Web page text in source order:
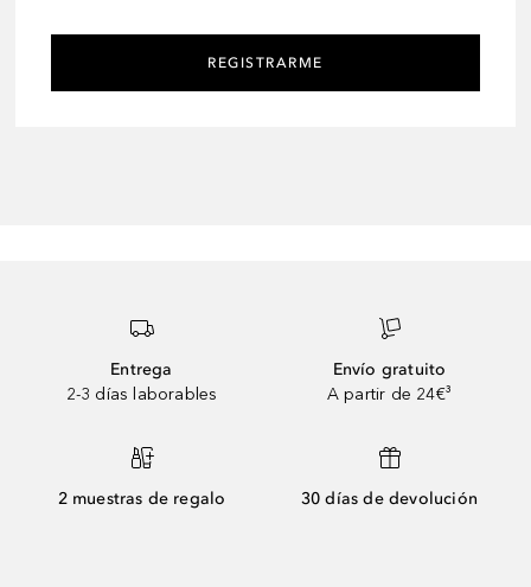
REGISTRARME
Entrega
2-3 días laborables
Envío gratuito
A partir de 24€³
2 muestras de regalo 30 días de devolución